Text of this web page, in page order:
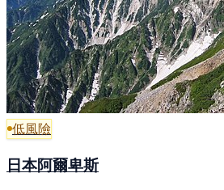
低風險
日本阿爾卑斯